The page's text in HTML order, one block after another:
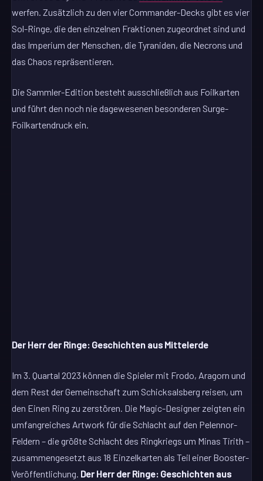
werfen. Zusätzlich zu den vier Commander-Decks gibt es vier
Sol-Ringe, die den einzelnen Fraktionen zugeordnet sind und
das Imperium der Menschen, die Tyraniden, die Necrons und
das Chaos repräsentieren.
Die Sammler-Edition besteht ausschließlich aus Foilkarten
und führt den noch nie dagewesenen besonderen Surge-
Foilkartendruck ein.
Der Herr der Ringe: Geschichten aus Mittelerde
Im 3. Quartal 2023 können die Spieler mit Frodo, Aragorn und
dem Rest der Gemeinschaft zum Schicksalsberg reisen, um
den Einen Ring zu zerstören. Die Magic-Designer zeigten ein
umfangreiches Artwork für die Schlacht auf den Pelennor-
Feldern – die größte Schlacht des Ringkriegs um Minas Tirith –
zusammengesetzt aus 18 Einzelkarten als Teil einer Booster-
Veröffentlichung. Der Herr der Ringe: Geschichten aus